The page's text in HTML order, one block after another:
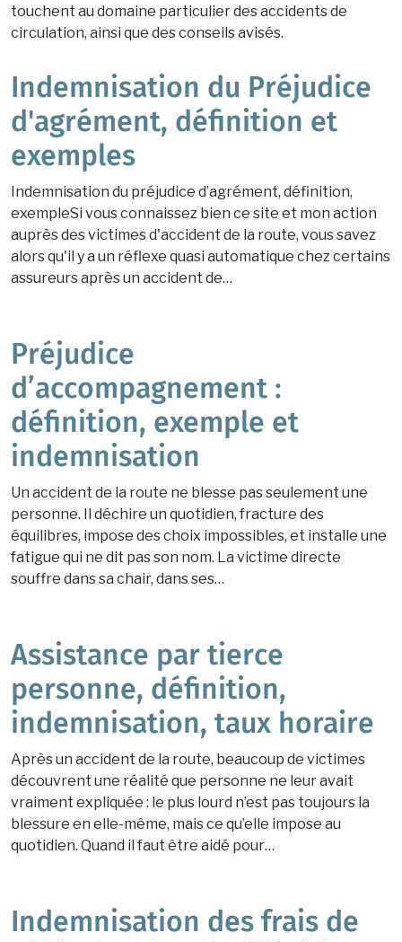
touchent au domaine particulier des accidents de
circulation, ainsi que des conseils avisés.
Indemnisation du Préjudice
d'agrément, définition et
exemples
Indemnisation du préjudice d’agrément, définition,
exempleSi vous connaissez bien ce site et mon action
auprès des victimes d'accident de la route, vous savez
alors qu'il y a un réflexe quasi automatique chez certains
assureurs après un accident de…
Préjudice
d’accompagnement :
définition, exemple et
indemnisation
Un accident de la route ne blesse pas seulement une
personne. Il déchire un quotidien, fracture des
équilibres, impose des choix impossibles, et installe une
fatigue qui ne dit pas son nom. La victime directe
souffre dans sa chair, dans ses…
Assistance par tierce
personne, définition,
indemnisation, taux horaire
Après un accident de la route, beaucoup de victimes
découvrent une réalité que personne ne leur avait
vraiment expliquée : le plus lourd n’est pas toujours la
blessure en elle-même, mais ce qu’elle impose au
quotidien. Quand il faut être aidé pour…
Indemnisation des frais de